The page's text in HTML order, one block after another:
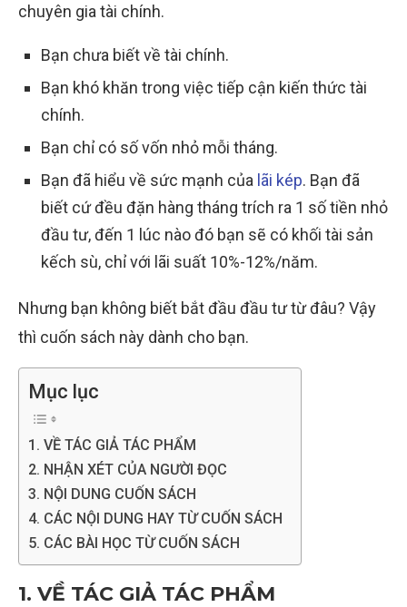
chuyên gia tài chính.
Bạn chưa biết về tài chính.
Bạn khó khăn trong việc tiếp cận kiến thức tài
chính.
Bạn chỉ có số vốn nhỏ mỗi tháng.
Bạn đã hiểu về sức mạnh của lãi kép. Bạn đã
biết cứ đều đặn hàng tháng trích ra 1 số tiền nhỏ
đầu tư, đến 1 lúc nào đó bạn sẽ có khối tài sản
kếch sù, chỉ với lãi suất 10%-12%/năm.
Nhưng bạn không biết bắt đầu đầu tư từ đâu? Vậy
thì cuốn sách này dành cho bạn.
Mục lục
1. VỀ TÁC GIẢ TÁC PHẨM
2. NHẬN XÉT CỦA NGƯỜI ĐỌC
3. NỘI DUNG CUỐN SÁCH
4. CÁC NỘI DUNG HAY TỪ CUỐN SÁCH
5. CÁC BÀI HỌC TỪ CUỐN SÁCH
1. VỀ TÁC GIẢ TÁC PHẨM